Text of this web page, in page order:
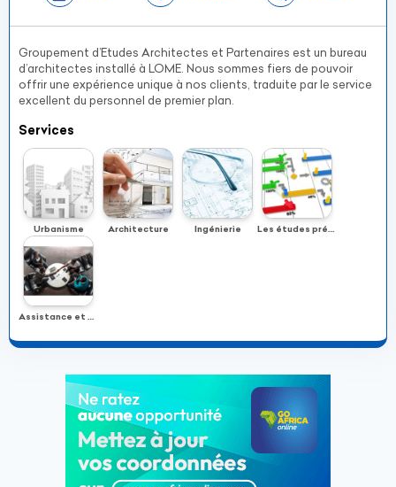
Groupement d’Etudes Architectes et Partenaires est un bureau
d’architectes installé à LOME. Nous sommes fiers de pouvoir
offrir une expérience unique à nos clients, traduite par le service
excellent du personnel de premier plan.
Services
Urbanisme Architecture Ingénierie Les études préalables, les programmes et la planification
Assistance et conseils